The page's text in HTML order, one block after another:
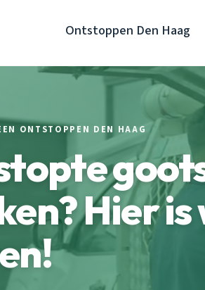
Ontstoppen Den Haag
ONTSTOPPEN DEN HAAG
Hier